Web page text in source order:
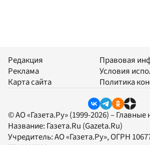
Редакция
Реклама
Карта сайта
Правовая
Условия
Политика
© АО «Газета.Ру» (1999-2026) –
Название: Газета.Ru (Gazeta.Ru)
Учредитель:АО «Газета.Ру», ОГРН